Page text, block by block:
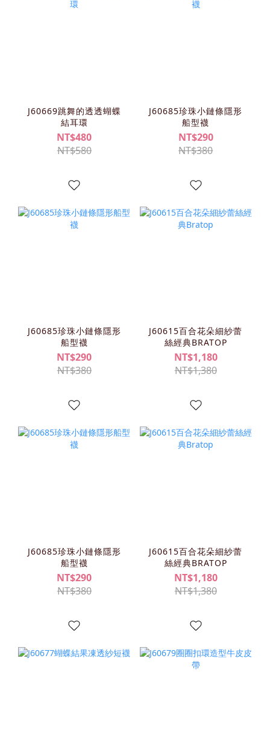
J60669跳舞的透透蝴蝶
結耳環
NT$480
NT$580
J60685珍珠小鏈條隱形
船型襪
NT$290
NT$380
J60685珍珠小鏈條隱形
船型襪
NT$290
NT$380
J60615百合花朵細紗蕾
絲經典BRATOP
NT$1,180
NT$1,380
J60685珍珠小鏈條隱形
船型襪
NT$290
NT$380
J60615百合花朵細紗蕾
絲經典BRATOP
NT$1,180
NT$1,380